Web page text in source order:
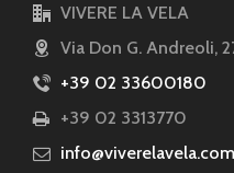
VIVERE LA VELA
Via Don G. Andreoli,
+39 02 33600180
+39 02 3313770
info@viverelavela.com